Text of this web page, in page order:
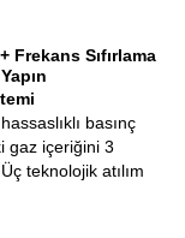
Frekans Sıfırlama
basınç
gaz içeriğini 3
teknolojik atılım